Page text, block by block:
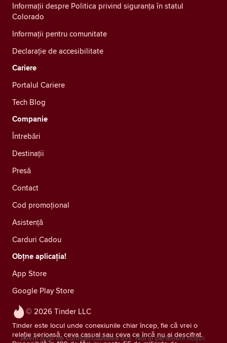
© 2026 Tinder LLC
Tinder este locul unde conexiunile chiar încep, fie că vrei o
relație serioasă, ceva casual sau ceva ce încă nu ai descifrat.
Informații despre Politica privind siguranța în statul
Colorado
Informații pentru comunitate
Declarație de accesibilitate
Cariere
Portalul Cariere
Tech Blog
Companie
Întrebări
Destinații
Presă
Contact
Cod promoțional
Asistență
Carduri Cadou
Obțne aplicația!
App Store
Google Play Store
Avem grijă de confidențialitatea dvs. Noi și partenerii noștri